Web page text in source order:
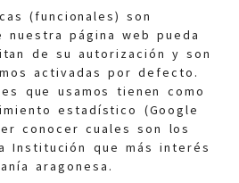
(funcionales) son
nuestra página web pueda
de su autorización y son
activadas por defecto.
que usamos tienen como
estadístico (Google
conocer cuales son los
Institución que más interés
aragonesa.
general:
210 210/